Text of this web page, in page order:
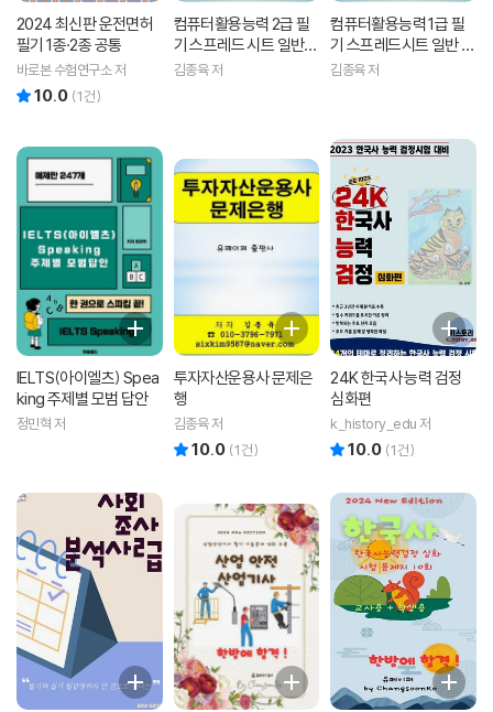
2024 최신판 운전면허
필기 1종·2종 공통
바로본 수험연구소 저
10.0 (1건)
컴퓨터활용능력 2급 필
기 스프레드 시트 일반
문제은행
김종육 저
컴퓨터활용능력 1급 필
기 스프레드시트 일반 문
제은행
김종육 저
IELTS(아이엘츠) Spea
king 주제별 모범 답안
정민혁 저
투자자산운용사 문제은
행
김종육 저
10.0 (1건)
24K 한국사 능력 검정
심화편
k_history_edu 저
10.0 (1건)